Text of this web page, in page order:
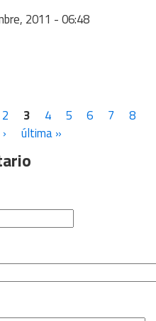
2011 - 06:48
2 3 4 5 6 7
8
última »